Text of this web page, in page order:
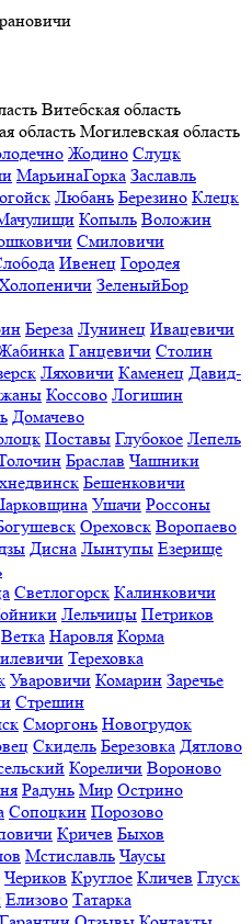
Витебская область
область Могилевская область
Жодино Слуцк
МарьинаГорка Заславль
Любань Березино Клецк
Копыль Воложин
Смиловичи Плещеницы
Городея Руденск Уречье
Кривичи Свирь
Береза Лунинец Ивацевичи
Ганцевичи
Столин
Ляховичи Каменец Давид-
Коссово Логишин
Домачево
Поставы Глубокое Лепель
Браслав Чашники Миоры
Бешенковичи Дубровно
Ушачи Россоны Коханово
Воропаево Оболь
Лынтупы Езерище Освея
Светлогорск Калинковичи
Лельчицы
Наровля Корма
Тереховка Копаткевичи
Заречье Сосновый Бор
Сморгонь Новогрудок
Скидель Березовка
Кореличи Вороново
Радунь Мир Острино
Сопоцкин Порозово
Кричев Быхов
Мстиславль Чаусы Белыничи
Кличев Глуск Хотимск
Отзывы Контакты